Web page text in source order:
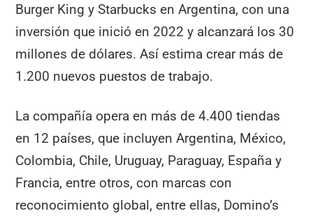
Burger King y Starbucks en Argentina, con una
inversión que inició en 2022 y alcanzará los 30
millones de dólares. Así estima crear más de
1.200 nuevos puestos de trabajo.
La compañía opera en más de 4.400 tiendas
en 12 países, que incluyen Argentina, México,
Colombia, Chile, Uruguay, Paraguay, España y
Francia, entre otros, con marcas con
reconocimiento global, entre ellas, Domino’s